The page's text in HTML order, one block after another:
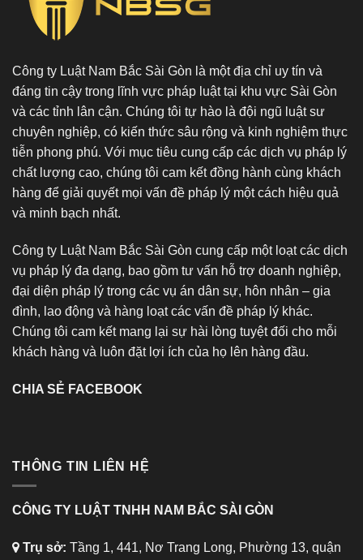
Công ty Luật Nam Bắc Sài Gòn là một địa chỉ uy tín và
đáng tin cậy trong lĩnh vực pháp luật tại khu vực Sài Gòn
và các tỉnh lân cận. Chúng tôi tự hào là đội ngũ luật sư
chuyên nghiệp, có kiến thức sâu rộng và kinh nghiệm thực
tiễn phong phú. Với mục tiêu cung cấp các dịch vụ pháp lý
chất lượng cao, chúng tôi cam kết đồng hành cùng khách
hàng để giải quyết mọi vấn đề pháp lý một cách hiệu quả
và minh bạch nhất.
Công ty Luật Nam Bắc Sài Gòn cung cấp một loạt các dịch
vụ pháp lý đa dạng, bao gồm tư vấn hỗ trợ doanh nghiệp,
đại diện pháp lý trong các vụ án dân sự, hôn nhân – gia
đình, lao động và hàng loạt các vấn đề pháp lý khác.
Chúng tôi cam kết mang lại sự hài lòng tuyệt đối cho mỗi
khách hàng và luôn đặt lợi ích của họ lên hàng đầu.
CHIA SẺ FACEBOOK
THÔNG TIN LIÊN HỆ
CÔNG TY LUẬT TNHH NAM BẮC SÀI GÒN
Trụ sở: Tầng 1, 441, Nơ Trang Long, Phường 13, quận